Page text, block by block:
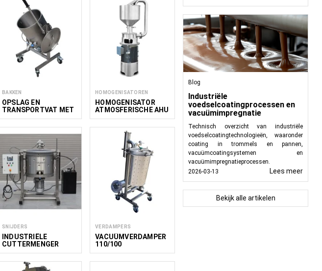
BAKKEN
OPSLAG EN
TRANSPORTVAT MET
HANDMATIGE
HOMOGENISATOREN
HOMOGENISATOR
ATMOSFERISCHE AHU
SNIJDERS
INDUSTRIËLE
CUTTERMENGER
150L
VERDAMPERS
VACUÜMVERDAMPER
110/100
Blog
Industriële
voedselcoatingprocessen en
vacuümimpregnatie
Technisch overzicht van industriële
voedselcoatingtechnologieën, waaronder
coating in trommels en pannen,
vacuümcoatingsystemen en
vacuümimpregnatieprocessen.
2026-03-13
Lees meer
Bekijk alle artikelen